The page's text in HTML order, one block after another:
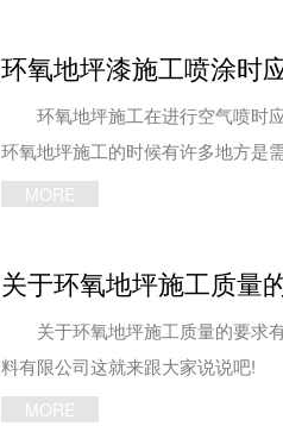
环氧地坪漆施工喷涂时
环氧地坪施工在进行空气喷时
环氧地坪施工的时候有许多地方
MORE
关于环氧地坪施工质量
关于环氧地坪施工质量的要求
料有限公司这就来跟大家说说吧
MORE